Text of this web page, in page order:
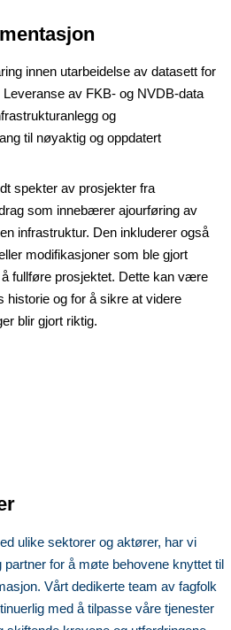
innen utarbeidelse av datasett for
av FKB- og NVDB-data
og
til nøyaktig og oppdatert
spekter av prosjekter fra
som innebærer ajourføring av
infrastruktur. Den inkluderer også
modifikasjoner som ble gjort
fullføre prosjektet. Dette kan være
historie og for å sikre at videre
blir gjort riktig.
ulike sektorer og aktører, har vi
for å møte behovene knyttet til
Vårt dedikerte team av fagfolk
med å tilpasse våre tjenester